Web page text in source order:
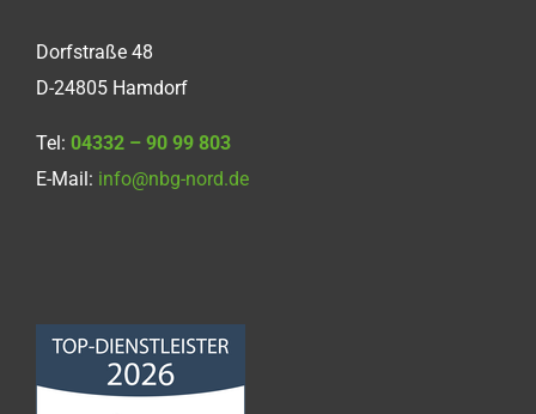
Dorfstraße 48
D-24805 Hamdorf
Tel: 04332 – 90 99 803
E-Mail: info@nbg-nord.de
Norddeutsche
Bauabdichtungsgesellschaft
mbH
von 5
86Bewertungen